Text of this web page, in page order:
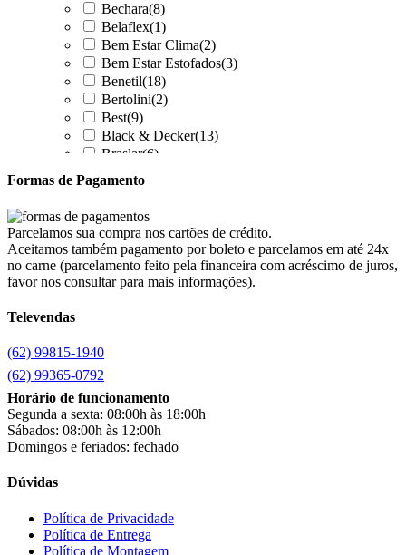
Bechara(8)
Belaflex(1)
Bem Estar Clima(2)
Bem Estar Estofados(3)
Benetil(18)
Bertolini(2)
Best(9)
Black & Decker(13)
Braslar(6)
Britânia
Cairu(7)
Canaã Moveis (0)
Canaã Móveis(2)
Carioca Móveis(8)
Clarice
clock
Colibri
Colli(53)
Colormaq(43)
Companhia do Estofado
Cotherm(2)
D' Doro Móveis
Formas de Pagamento
Parcelamos sua compra nos cartões de crédito.
Aceitamos também pagamento por boleto e parcelamos em até 24x
no carne (parcelamento feito pela financeira com acréscimo de juros,
favor nos consultar para mais informações).
Televendas
(62) 99815-1940
(62) 99365-0792
Horário de funcionamento
Segunda a sexta: 08:00h às 18:00h
Sábados: 08:00h às 12:00h
Domingos e feriados: fechado
Dúvidas
Política de Privacidade
Política de Entrega
Política de Montagem